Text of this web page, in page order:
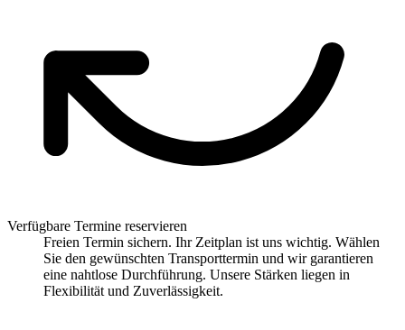
Verfügbare Termine reservieren
Freien Termin sichern. Ihr Zeitplan ist uns wichtig. Wählen
Sie den gewünschten Transporttermin und wir garantieren
eine nahtlose Durchführung. Unsere Stärken liegen in
Flexibilität und Zuverlässigkeit.